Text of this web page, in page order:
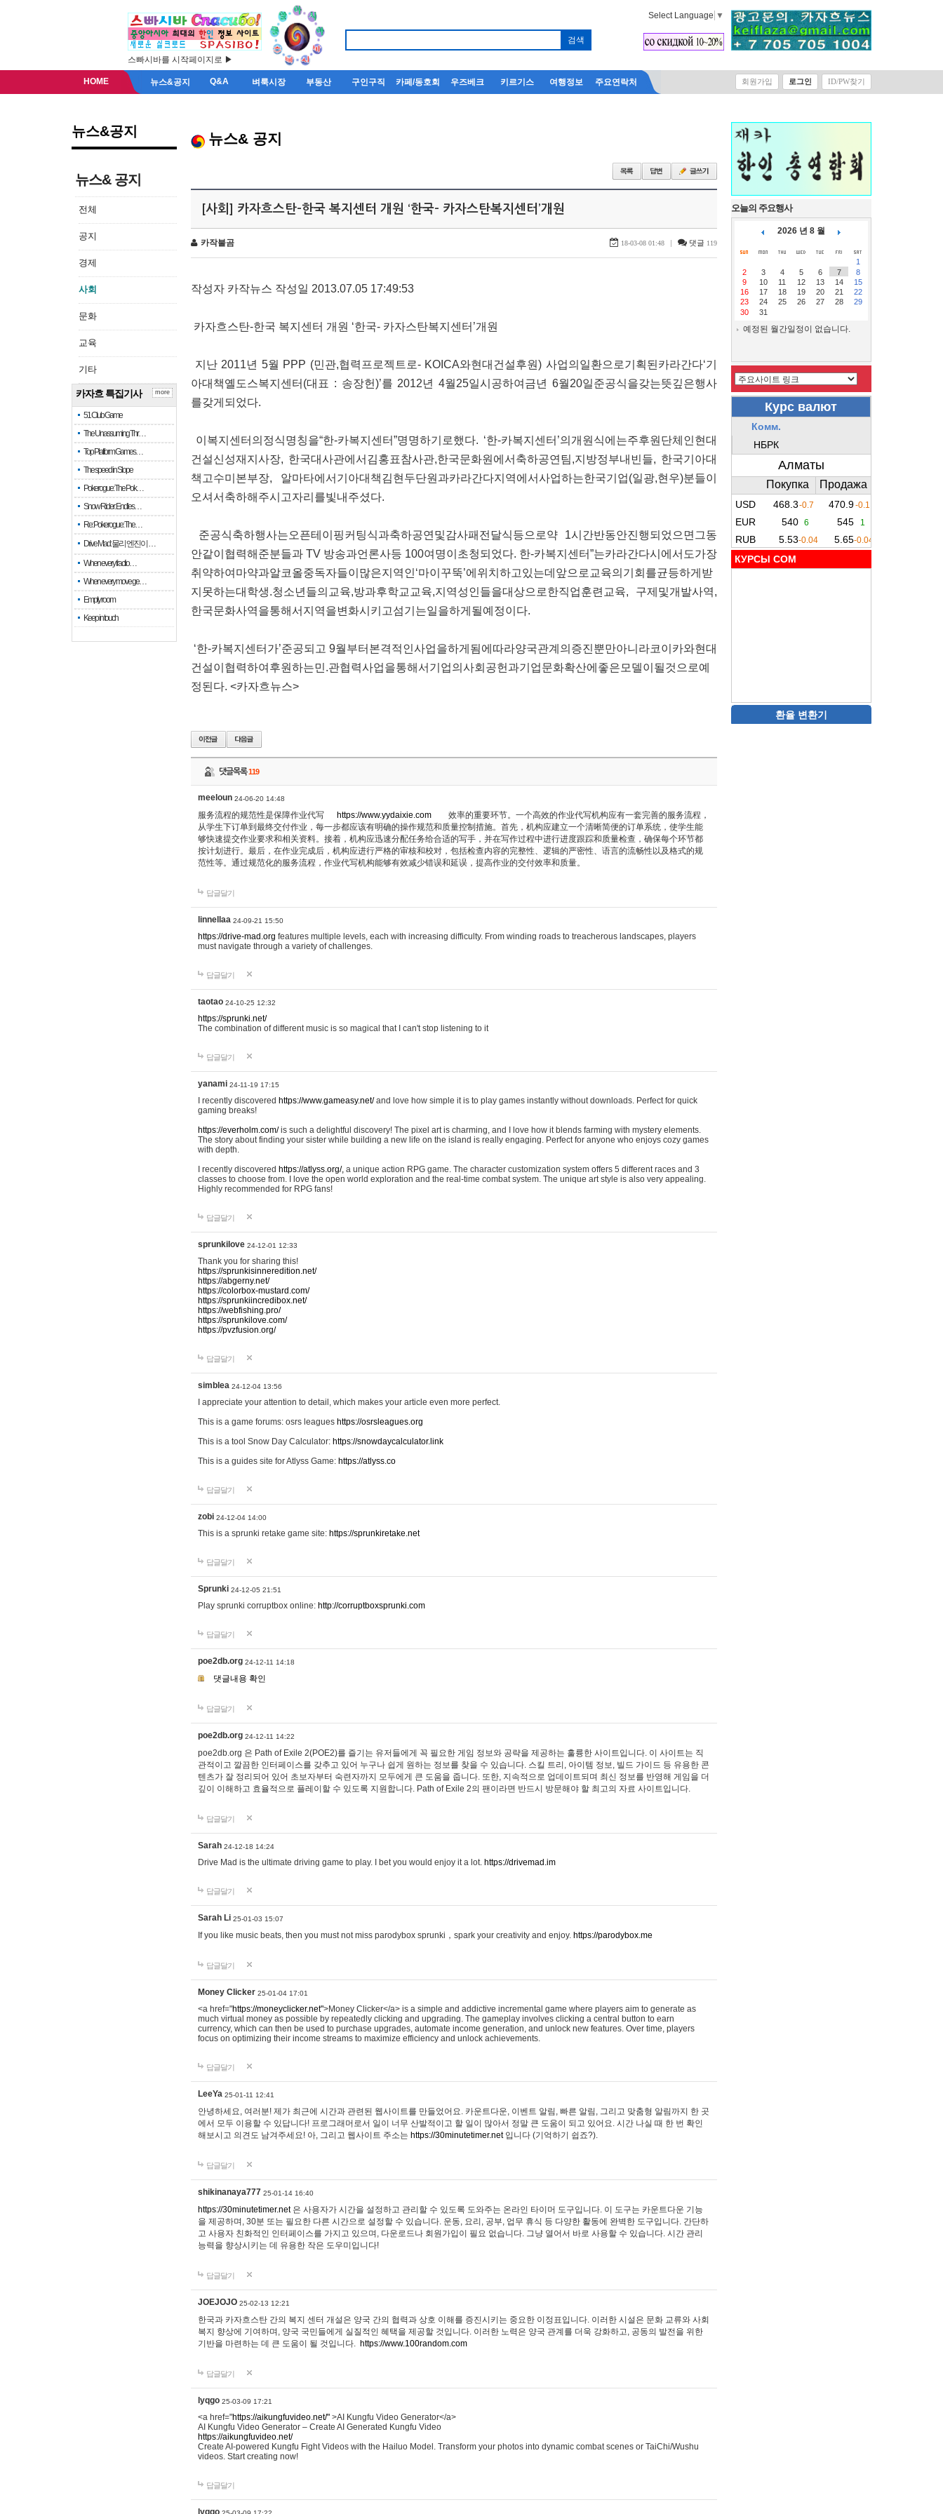
스빠시바를 시작페이지로 ▶
Select Language ▼
HOME 뉴스&공지 Q&A 벼룩시장 부동산 구인구직 카페/동호회 우즈베크 키르기스 여행정보 주요연락처 회원가입 로그인 ID/PW찾기
뉴스&공지
뉴스& 공지
전체
공지
경제
사회
문화
교육
기타
카자흐 특집기사
51 Club Game
The Unassuming Thr…
Top Platform Games…
The speed in Slope
Pokerogue: The Pok…
Snow Rider: Endles…
Re: Pokerogue: The…
Drive Mad: 물리 엔진이 …
When every fractio…
When every move ge…
Empty room
Keep in touch
more
뉴스& 공지
[사회] 카자흐스탄-한국 복지센터 개원 ‘한국- 카자스탄복지센터’개원
카작불곰 18-03-08 01:48 | 댓글 119
작성자 카작뉴스 작성일 2013.07.05 17:49:53
카자흐스탄-한국 복지센터 개원 ‘한국- 카자스탄복지센터’개원
지난 2011년 5월 PPP (민관,협력프로젝트로- KOICA와현대건설후원) 사업의일환으로기획된카라간다‘기
아대책옐도스복지센터(대표 : 송장헌)’를 2012년 4월25일시공하여금년 6월20일준공식을갖는뜻깊은행사
를갖게되었다.
이복지센터의정식명칭을“한-카복지센터”명명하기로했다. ‘한-카복지센터’의개원식에는주후원단체인현대
건설신성재지사장, 한국대사관에서김홍표참사관,한국문화원에서축하공연팀,지방정부내빈들, 한국기아대
책고수미본부장, 알마타에서기아대책김현두단원과카라간다지역에서사업하는한국기업(일광,현우)분들이
오셔서축하해주시고자리를빛내주셨다.
준공식축하행사는오픈테이핑커팅식과축하공연및감사패전달식등으로약 1시간반동안진행되었으면그동
안같이협력해준분들과 TV 방송과언론사등 100여명이초청되었다. 한-카복지센터”는카라간다시에서도가장
취약하여마약과알코올중독자들이많은지역인‘마이꾸뚝’에위치하고있는데앞으로교육의기회를균등하게받
지못하는대학생.청소년들의교육,방과후학교교육,지역성인들을대상으로한직업훈련교육, 구제및개발사역,
한국문화사역을통해서지역을변화시키고섬기는일을하게될예정이다.
‘한-카복지센터가’준공되고 9월부터본격적인사업을하게됨에따라양국관계의증진뿐만아니라코이카와현대
건설이협력하여후원하는민.관협력사업을통해서기업의사회공헌과기업문화확산에좋은모델이될것으로예
정된다. <카자흐뉴스>
댓글목록119
meeloun 24-06-20 14:48
服务流程的规范性是保障作业代写 https://www.yydaixie.com 效率的重要环节。一个高效的作业代写机构应有一套完善的服务流程，
从学生下订单到最终交付作业，每一步都应该有明确的操作规范和质量控制措施。首先，机构应建立一个清晰简便的订单系统，使学生能
够快速提交作业要求和相关资料。接着，机构应迅速分配任务给合适的写手，并在写作过程中进行进度跟踪和质量检查，确保每个环节都
按计划进行。最后，在作业完成后，机构应进行严格的审核和校对，包括检查内容的完整性、逻辑的严密性、语言的流畅性以及格式的规
范性等。通过规范化的服务流程，作业代写机构能够有效减少错误和延误，提高作业的交付效率和质量。
답글달기
linnellaa 24-09-21 15:50
https://drive-mad.org features multiple levels, each with increasing difficulty. From winding roads to treacherous landscapes, players
must navigate through a variety of challenges.
답글달기
taotao 24-10-25 12:32
https://sprunki.net/
The combination of different music is so magical that I can't stop listening to it
답글달기
yanami 24-11-19 17:15
I recently discovered https://www.gameasy.net/and love how simple it is to play games instantly without downloads. Perfect for quick
gaming breaks!
https://everholm.com/is such a delightful discovery! The pixel art is charming, and I love how it blends farming with mystery elements.
The story about finding your sister while building a new life on the island is really engaging. Perfect for anyone who enjoys cozy games
with depth.
I recently discovered https://atlyss.org/, a unique action RPG game. The character customization system offers 5 different races and 3
classes to choose from. I love the open world exploration and the real-time combat system. The unique art style is also very appealing.
Highly recommended for RPG fans!
답글달기
sprunkilove 24-12-01 12:33
Thank you for sharing this!
https://sprunkisinneredition.net/
https://abgerny.net/
https://colorbox-mustard.com/
https://sprunkiincredibox.net/
https://webfishing.pro/
https://sprunkilove.com/
https://pvzfusion.org/
답글달기
simblea 24-12-04 13:56
I appreciate your attention to detail, which makes your article even more perfect.
This is a game forums: osrs leagues https://osrsleagues.org
This is a tool Snow Day Calculator: https://snowdaycalculator.link
This is a guides site for Atlyss Game: https://atlyss.co
답글달기
zobi 24-12-04 14:00
This is a sprunki retake game site: https://sprunkiretake.net
답글달기
Sprunki 24-12-05 21:51
Play sprunki corruptbox online: http://corruptboxsprunki.com
답글달기
poe2db.org 24-12-11 14:18
댓글내용 확인
답글달기
poe2db.org 24-12-11 14:22
poe2db.org 은 Path of Exile 2(POE2)를 즐기는 유저들에게 꼭 필요한 게임 정보와 공략을 제공하는 훌륭한 사이트입니다. 이 사이트는 직
관적이고 깔끔한 인터페이스를 갖추고 있어 누구나 쉽게 원하는 정보를 찾을 수 있습니다. 스킬 트리, 아이템 정보, 빌드 가이드 등 유용한 콘
텐츠가 잘 정리되어 있어 초보자부터 숙련자까지 모두에게 큰 도움을 줍니다. 또한, 지속적으로 업데이트되며 최신 정보를 반영해 게임을 더
깊이 이해하고 효율적으로 플레이할 수 있도록 지원합니다. Path of Exile 2의 팬이라면 반드시 방문해야 할 최고의 자료 사이트입니다.
답글달기
Sarah 24-12-18 14:24
Drive Mad is the ultimate driving game to play. I bet you would enjoy it a lot. https://drivemad.im
답글달기
Sarah Li 25-01-03 15:07
If you like music beats, then you must not miss parodybox sprunki，spark your creativity and enjoy. https://parodybox.me
답글달기
Money Clicker 25-01-04 17:01
<a href="https://moneyclicker.net">Money Clicker</a> is a simple and addictive incremental game where players aim to generate as
much virtual money as possible by repeatedly clicking and upgrading. The gameplay involves clicking a central button to earn
currency, which can then be used to purchase upgrades, automate income generation, and unlock new features. Over time, players
focus on optimizing their income streams to maximize efficiency and unlock achievements.
답글달기
LeeYa 25-01-11 12:41
안녕하세요, 여러분! 제가 최근에 시간과 관련된 웹사이트를 만들었어요. 카운트다운, 이벤트 알림, 빠른 알림, 그리고 맞춤형 알림까지 한 곳
에서 모두 이용할 수 있답니다! 프로그래머로서 일이 너무 산발적이고 할 일이 많아서 정말 큰 도움이 되고 있어요. 시간 나실 때 한 번 확인
해보시고 의견도 남겨주세요! 아, 그리고 웹사이트 주소는 https://30minutetimer.net입니다 (기억하기 쉽죠?).
답글달기
shikinanaya777 25-01-14 16:40
https://30minutetimer.net은 사용자가 시간을 설정하고 관리할 수 있도록 도와주는 온라인 타이머 도구입니다. 이 도구는 카운트다운 기능
을 제공하며, 30분 또는 필요한 다른 시간으로 설정할 수 있습니다. 운동, 요리, 공부, 업무 휴식 등 다양한 활동에 완벽한 도구입니다. 간단하
고 사용자 친화적인 인터페이스를 가지고 있으며, 다운로드나 회원가입이 필요 없습니다. 그냥 열어서 바로 사용할 수 있습니다. 시간 관리
능력을 향상시키는 데 유용한 작은 도우미입니다!
답글달기
JOEJOJO 25-02-13 12:21
한국과 카자흐스탄 간의 복지 센터 개설은 양국 간의 협력과 상호 이해를 증진시키는 중요한 이정표입니다. 이러한 시설은 문화 교류와 사회
복지 향상에 기여하며, 양국 국민들에게 실질적인 혜택을 제공할 것입니다. 이러한 노력은 양국 관계를 더욱 강화하고, 공동의 발전을 위한
기반을 마련하는 데 큰 도움이 될 것입니다. https://www.100random.com
답글달기
lyqgo 25-03-09 17:21
<a href="https://aikungfuvideo.net/" >AI Kungfu Video Generator</a>
AI Kungfu Video Generator – Create AI Generated Kungfu Video
https://aikungfuvideo.net/
Create AI-powered Kungfu Fight Videos with the Hailuo Model. Transform your photos into dynamic combat scenes or TaiChi/Wushu
videos. Start creating now!
답글달기
lyqgo
오늘의 주요행사
2026 년 8 월
1
2
3 4 5 6 7
8
9
10 11 12 13 14
15
16
17 18 19 20 21
22
23
24 25 26 27 28
29
30
31
예정된 월간일정이 없습니다.
КУРСЫ COM
환율 변환기